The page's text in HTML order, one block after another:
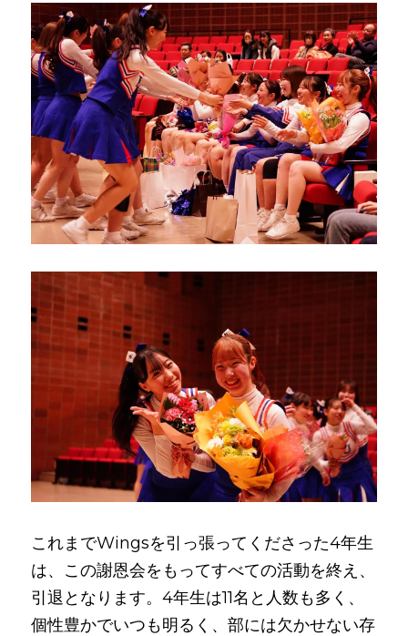
これまでWingsを引っ張ってくださった4年生
は、この謝恩会をもってすべての活動を終え、
引退となります。4年生は11名と人数も多く、
個性豊かでいつも明るく、部には欠かせない存